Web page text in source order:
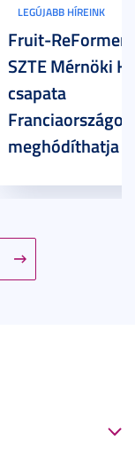
LEGÚJABB HÍREINK
Fruit-
SZTE Mérnöki
csapata
Franciaországot
meghódíthatja